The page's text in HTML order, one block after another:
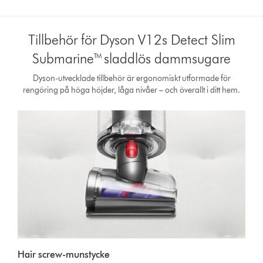
Tillbehör för Dyson V12s Detect Slim
Submarine™ sladdlös dammsugare
Dyson-utvecklade tillbehör är ergonomiskt utformade för
rengöring på höga höjder, låga nivåer – och överallt i ditt hem.
Hair screw-munstycke